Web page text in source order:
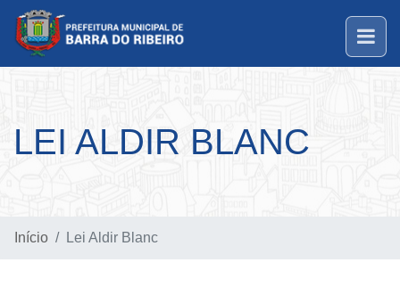
LEI ALDIR BLANC
Início Lei Aldir Blanc